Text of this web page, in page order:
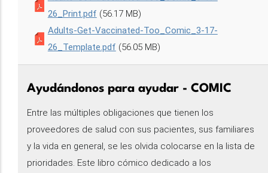
26_Print.pdf (56.17 MB)
Adults-Get-Vaccinated-Too_Comic_3-17-
26_Template.pdf (56.05 MB)
Ayudándonos para ayudar - COMIC
Entre las múltiples obligaciones que tienen los
proveedores de salud con sus pacientes, sus familiares
y la vida en general, se les olvida colocarse en la lista de
prioridades. Este libro cómico dedicado a los